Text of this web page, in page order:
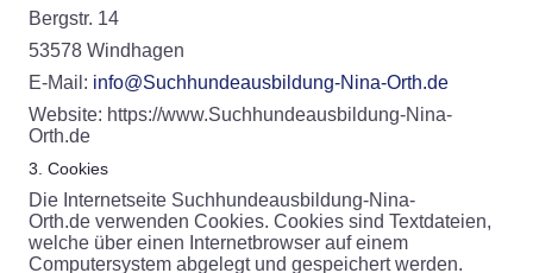
Bergstr. 14
53578 Windhagen
E-Mail: info@Suchhundeausbildung-Nina-Orth.de
Website: https://www.Suchhundeausbildung-Nina-
Orth.de
3. Cookies
Die Internetseite Suchhundeausbildung-Nina-
Orth.de verwenden Cookies. Cookies sind Textdateien,
welche über einen Internetbrowser auf einem
Computersystem abgelegt und gespeichert werden.